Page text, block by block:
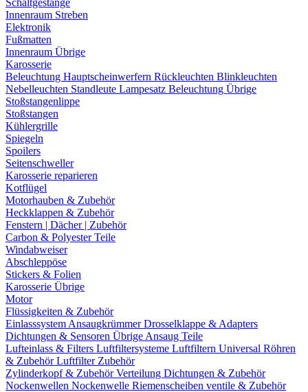
Schaltgestänge
Innenraum Streben
Elektronik
Fußmatten
Innenraum Übrige
Karosserie
Beleuchtung Hauptscheinwerfern Rückleuchten Blinkleuchten
Nebelleuchten Standleute Lampesatz Beleuchtung Übrige
Stoßstangenlippe
Stoßstangen
Kühlergrille
Spiegeln
Spoilers
Seitenschweller
Karosserie reparieren
Kotflügel
Motorhauben & Zubehör
Heckklappen & Zubehör
Fenstern | Dächer | Zubehör
Carbon & Polyester Teile
Windabweiser
Abschleppöse
Stickers & Folien
Karosserie Übrige
Motor
Flüssigkeiten & Zubehör
Einlasssystem AnsaugkrümmerDrosselklappe & Adapters
Dichtungen & Sensoren Übrige Ansaug Teile
Lufteinlass & Filters Luftfiltersysteme Luftfiltern Universal Röhren
& ZubehörLuftfilter Zubehör
Zylinderkopf & ZubehörVerteilung Dichtungen & Zubehör
Nockenwellen Nockenwelle Riemenscheiben ventile & Zubehör